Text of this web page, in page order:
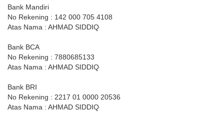
Bank Mandiri
No Rekening : 142 000 705 4108
Atas Nama : AHMAD SIDDIQ
Bank BCA
No Rekening : 7880685133
Atas Nama : AHMAD SIDDIQ
Bank BRI
No Rekening : 2217 01 0000 20536
Atas Nama : AHMAD SIDDIQ